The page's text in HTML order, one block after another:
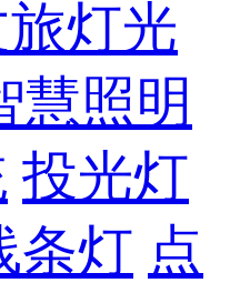
灯光
慧照明
投光灯
条灯 点